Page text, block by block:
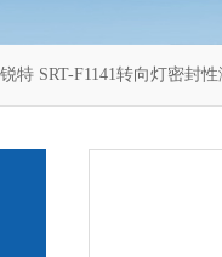
特 SRT-F1141转向灯密封